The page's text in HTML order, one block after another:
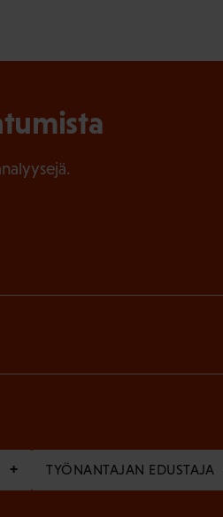
TYÖNANTAJAN EDUSTAJA